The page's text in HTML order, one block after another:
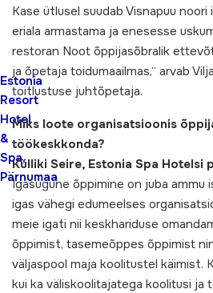
Estonia
Resort
Hotel
&
Spa,
Pärnumaa
Kase ütlusel suudab Visnapuu
eriala armastama ja enesesse
restoran Noot õppijasõbralik
ja õpetaja toidumaailmas,“ arvab
toitlustuse juhtõpetaja.
Miks loote organisatsioonis
töökeskkonda?
Külliki Seire, Estonia Spa Hotelsi
Igasugune õppimine on juba
igas vähegi edumeelses
meie igati nii keskhariduse
õppimist, tasemeõppes õppimist
väljaspool maja koolitustel käimist.
kui ka väliskoolitajatega koolitusi ja